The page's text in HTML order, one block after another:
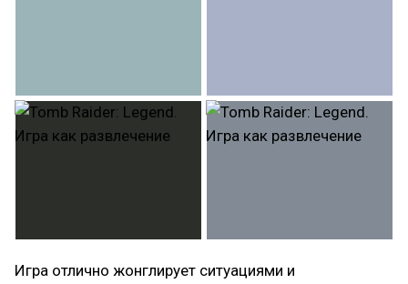
Игра отлично жонглирует ситуациями и